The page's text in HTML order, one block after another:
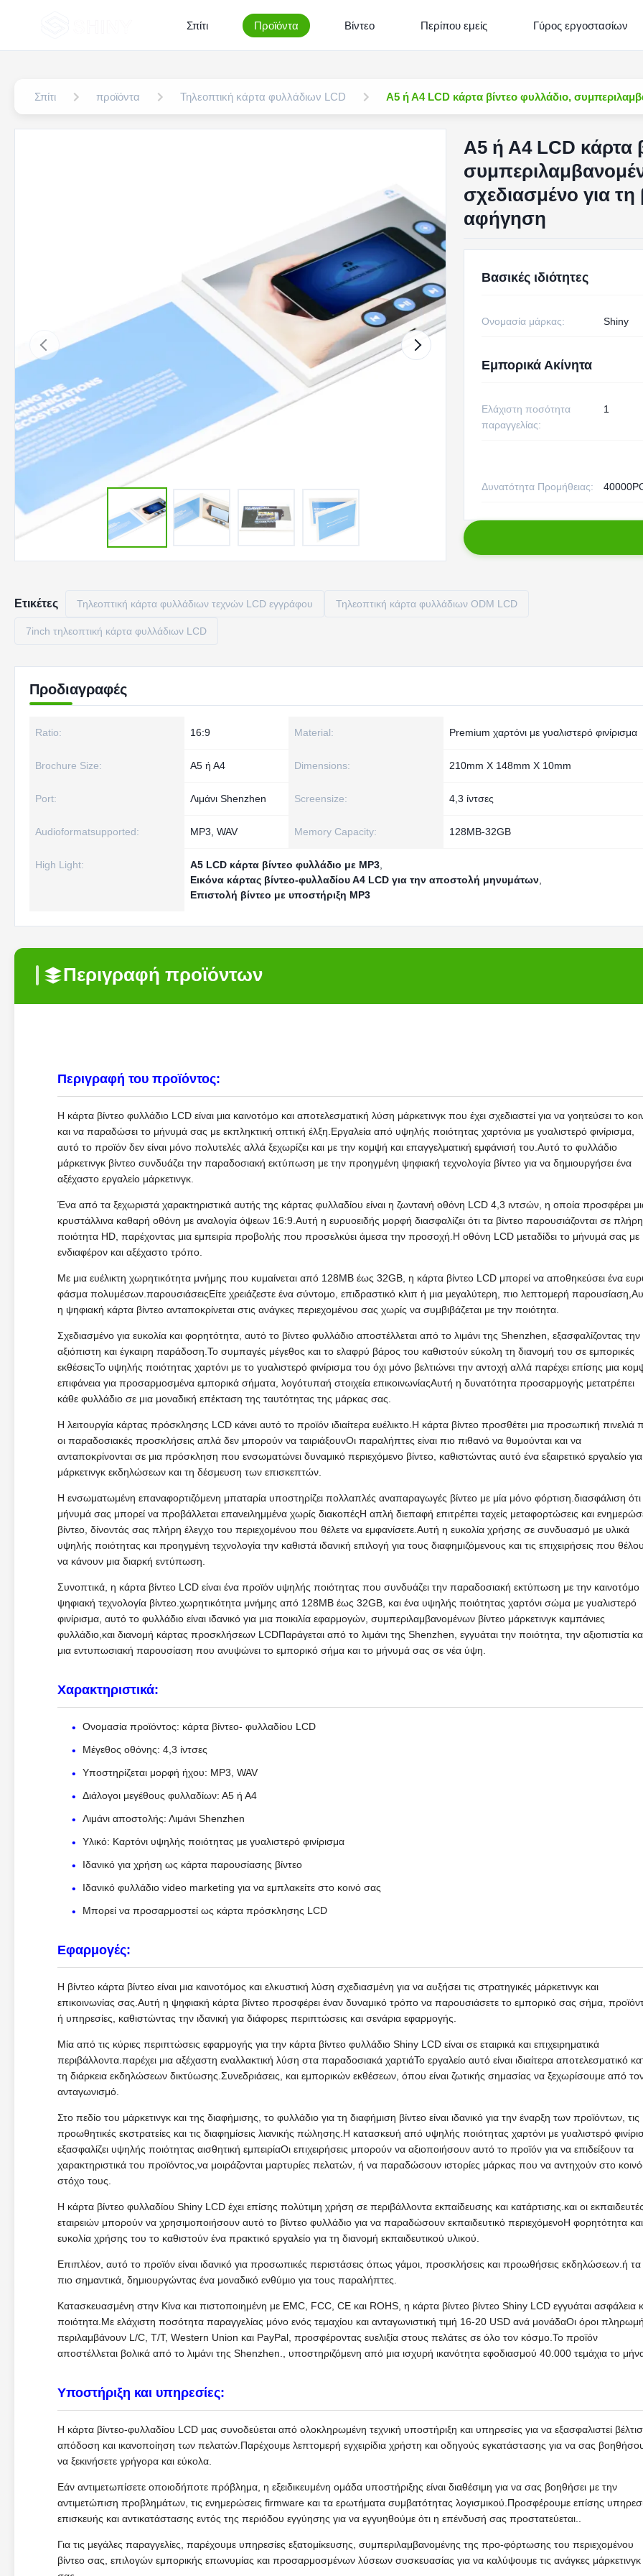
Σπίτι Προϊόντα Βίντεο Περίπου εμείς Γύρος εργοστασίων
Σπίτι προϊόντα Τηλεοπτική κάρτα φυλλάδιων LCD Α5 ή Α4 LCD κάρτα βίντεο φυλλάδιο,
Α5 ή Α4 LCD κάρτα
σχεδιασμένο για
αφήγηση
Βασικές ιδιότητες
Ονομασία μάρκας: Shiny
Εμπορικά Ακίνητα
Ελάχιστη ποσότητα
παραγγελίας:
1
Δυνατότητα Προμήθειας:
Ετικέτες Τηλεοπτική κάρτα φυλλάδιων τεχνών LCD εγγράφου Τηλεοπτική κάρτα φυλλάδιων ODM LCD
7inch τηλεοπτική κάρτα φυλλάδιων LCD
Προδιαγραφές
Ratio: 16:9 Material: Premium χαρτόνι με γυαλιστερό φινίρισμα
Brochure Size: Α5 ή Α4 Dimensions: 210mm X 148mm X 10mm
Port: Λιμάνι Shenzhen Screensize: 4,3 ίντσες
Audioformatsupported: MP3, WAV Memory Capacity: 128MB-32GB
High Light: Α5 LCD κάρτα βίντεο φυλλάδιο με MP3
Εικόνα κάρτας βίντεο-φυλλαδίου Α4 LCD για την αποστολή μηνυμάτων
Επιστολή βίντεο με υποστήριξη MP3
Περιγραφή προϊόντων
Περιγραφή του προϊόντος:
Η κάρτα βίντεο φυλλάδιο LCD είναι μια καινοτόμο και αποτελεσματική λύση μάρκετινγκ που έχει σχεδιαστεί για να γοητεύσει το
και να παραδώσει το μήνυμά σας με εκπληκτική οπτική έλξη.Εργαλεία από υψηλής ποιότητας χαρτόνια με γυαλιστερό φινίρισμα,
αυτό το προϊόν δεν είναι μόνο πολυτελές αλλά ξεχωρίζει και με την κομψή και επαγγελματική εμφάνισή του.Αυτό το φυλλάδιο
μάρκετινγκ βίντεο συνδυάζει την παραδοσιακή εκτύπωση με την προηγμένη ψηφιακή τεχνολογία βίντεο για να δημιουργήσει ένα
αξέχαστο εργαλείο μάρκετινγκ.
Ένα από τα ξεχωριστά χαρακτηριστικά αυτής της κάρτας φυλλαδίου είναι η ζωντανή οθόνη LCD 4,3 ιντσών, η οποία προσφέρει
κρυστάλλινα καθαρή οθόνη με αναλογία όψεων 16:9.Αυτή η ευρυοειδής μορφή διασφαλίζει ότι τα βίντεο παρουσιάζονται σε πλήρη
ποιότητα HD, παρέχοντας μια εμπειρία προβολής που προσελκύει άμεσα την προσοχή.Η οθόνη LCD μεταδίδει το μήνυμά σας με
ενδιαφέρον και αξέχαστο τρόπο.
Με μια ευέλικτη χωρητικότητα μνήμης που κυμαίνεται από 128MB έως 32GB, η κάρτα βίντεο LCD μπορεί να αποθηκεύσει ένα
φάσμα πολυμέσων.παρουσιάσειςΕίτε χρειάζεστε ένα σύντομο, επιδραστικό κλιπ ή μια μεγαλύτερη, πιο λεπτομερή
η ψηφιακή κάρτα βίντεο ανταποκρίνεται στις ανάγκες περιεχομένου σας χωρίς να συμβιβάζεται με την ποιότητα.
Σχεδιασμένο για ευκολία και φορητότητα, αυτό το βίντεο φυλλάδιο αποστέλλεται από το λιμάνι της Shenzhen, εξασφαλίζοντας την
αξιόπιστη και έγκαιρη παράδοση.Το συμπαγές μέγεθος και το ελαφρύ βάρος του καθιστούν εύκολη τη διανομή του σε εμπορικές
εκθέσειςΤο υψηλής ποιότητας χαρτόνι με το γυαλιστερό φινίρισμα του όχι μόνο βελτιώνει την αντοχή αλλά παρέχει επίσης μια
επιφάνεια για προσαρμοσμένα εμπορικά σήματα, λογότυπαή στοιχεία επικοινωνίαςΑυτή η δυνατότητα προσαρμογής μετατρέπει
κάθε φυλλάδιο σε μια μοναδική επέκταση της ταυτότητας της μάρκας σας.
Η λειτουργία κάρτας πρόσκλησης LCD κάνει αυτό το προϊόν ιδιαίτερα ευέλικτο.Η κάρτα βίντεο προσθέτει μια προσωπική πινελιά
οι παραδοσιακές προσκλήσεις απλά δεν μπορούν να ταιριάξουνΟι παραλήπτες είναι πιο πιθανό να θυμούνται και να
ανταποκρίνονται σε μια πρόσκληση που ενσωματώνει δυναμικό περιεχόμενο βίντεο, καθιστώντας αυτό ένα εξαιρετικό εργαλείο
μάρκετινγκ εκδηλώσεων και τη δέσμευση των επισκεπτών.
Η ενσωματωμένη επαναφορτιζόμενη μπαταρία υποστηρίζει πολλαπλές αναπαραγωγές βίντεο με μία μόνο φόρτιση.διασφάλιση ότι
μήνυμά σας μπορεί να προβάλλεται επανειλημμένα χωρίς διακοπέςΗ απλή διεπαφή επιτρέπει ταχείς μεταφορτώσεις και
βίντεο, δίνοντάς σας πλήρη έλεγχο του περιεχομένου που θέλετε να εμφανίσετε.Αυτή η ευκολία χρήσης σε συνδυασμό με υλικά
υψηλής ποιότητας και προηγμένη τεχνολογία την καθιστά ιδανική επιλογή για τους διαφημιζόμενους και τις επιχειρήσεις που
να κάνουν μια διαρκή εντύπωση.
Συνοπτικά, η κάρτα βίντεο LCD είναι ένα προϊόν υψηλής ποιότητας που συνδυάζει την παραδοσιακή εκτύπωση με την καινοτόμο
ψηφιακή τεχνολογία βίντεο.χωρητικότητα μνήμης από 128MB έως 32GB, και ένα υψηλής ποιότητας χαρτόνι σώμα με γυαλιστερό
φινίρισμα, αυτό το φυλλάδιο είναι ιδανικό για μια ποικιλία εφαρμογών, συμπεριλαμβανομένων βίντεο μάρκετινγκ καμπάνιες
φυλλάδιο,και διανομή κάρτας προσκλήσεων LCDΠαράγεται από το λιμάνι της Shenzhen, εγγυάται την ποιότητα, την αξιοπιστία
μια εντυπωσιακή παρουσίαση που ανυψώνει το εμπορικό σήμα και το μήνυμά σας σε νέα ύψη.
Χαρακτηριστικά:
Ονομασία προϊόντος: κάρτα βίντεο- φυλλαδίου LCD
Μέγεθος οθόνης: 4,3 ίντσες
Υποστηρίζεται μορφή ήχου: MP3, WAV
Διάλογοι μεγέθους φυλλαδίων: Α5 ή Α4
Λιμάνι αποστολής: Λιμάνι Shenzhen
Υλικό: Καρτόνι υψηλής ποιότητας με γυαλιστερό φινίρισμα
Ιδανικό για χρήση ως κάρτα παρουσίασης βίντεο
Ιδανικό φυλλάδιο video marketing για να εμπλακείτε στο κοινό σας
Μπορεί να προσαρμοστεί ως κάρτα πρόσκλησης LCD
Εφαρμογές:
Η βίντεο κάρτα βίντεο είναι μια καινοτόμος και ελκυστική λύση σχεδιασμένη για να αυξήσει τις στρατηγικές μάρκετινγκ και
επικοινωνίας σας.Αυτή η ψηφιακή κάρτα βίντεο προσφέρει έναν δυναμικό τρόπο να παρουσιάσετε το εμπορικό σας σήμα,
ή υπηρεσίες, καθιστώντας την ιδανική για διάφορες περιπτώσεις και σενάρια εφαρμογής.
Μία από τις κύριες περιπτώσεις εφαρμογής για την κάρτα βίντεο φυλλάδιο Shiny LCD είναι σε εταιρικά και επιχειρηματικά
περιβάλλοντα.παρέχει μια αξέχαστη εναλλακτική λύση στα παραδοσιακά χαρτιάΤο εργαλείο αυτό είναι ιδιαίτερα αποτελεσματικό
τη διάρκεια εκδηλώσεων δικτύωσης.Συνεδριάσεις, και εμπορικών εκθέσεων, όπου είναι ζωτικής σημασίας να ξεχωρίσουμε από
ανταγωνισμό.
Στο πεδίο του μάρκετινγκ και της διαφήμισης, το φυλλάδιο για τη διαφήμιση βίντεο είναι ιδανικό για την έναρξη των προϊόντων, τις
προωθητικές εκστρατείες και τις διαφημίσεις λιανικής πώλησης.Η κατασκευή από υψηλής ποιότητας χαρτόνι με γυαλιστερό
εξασφαλίζει υψηλής ποιότητας αισθητική εμπειρίαΟι επιχειρήσεις μπορούν να αξιοποιήσουν αυτό το προϊόν για να επιδείξουν τα
χαρακτηριστικά του προϊόντος,να μοιράζονται μαρτυρίες πελατών, ή να παραδώσουν ιστορίες μάρκας που να αντηχούν στο
στόχο τους.
Η κάρτα βίντεο φυλλαδίου Shiny LCD έχει επίσης πολύτιμη χρήση σε περιβάλλοντα εκπαίδευσης και κατάρτισης.και οι
εταιρειών μπορούν να χρησιμοποιήσουν αυτό το βίντεο φυλλάδιο για να παραδώσουν εκπαιδευτικό περιεχόμενοΗ φορητότητα
ευκολία χρήσης του το καθιστούν ένα πρακτικό εργαλείο για τη διανομή εκπαιδευτικού υλικού.
Επιπλέον, αυτό το προϊόν είναι ιδανικό για προσωπικές περιστάσεις όπως γάμοι, προσκλήσεις και προωθήσεις εκδηλώσεων.ή τα
πιο σημαντικά, δημιουργώντας ένα μοναδικό ενθύμιο για τους παραλήπτες.
Κατασκευασμένη στην Κίνα και πιστοποιημένη με EMC, FCC, CE και ROHS, η κάρτα βίντεο βίντεο Shiny LCD εγγυάται ασφάλεια
ποιότητα.Με ελάχιστη ποσότητα παραγγελίας μόνο ενός τεμαχίου και ανταγωνιστική τιμή 16-20 USD ανά μονάδαΟι όροι
περιλαμβάνουν L/C, T/T, Western Union και PayPal, προσφέροντας ευελιξία στους πελάτες σε όλο τον κόσμο.Το προϊόν
αποστέλλεται βολικά από το λιμάνι της Shenzhen., υποστηριζόμενη από μια ισχυρή ικανότητα εφοδιασμού 40.000 τεμάχια το
Υποστήριξη και υπηρεσίες:
Η κάρτα βίντεο-φυλλαδίου LCD μας συνοδεύεται από ολοκληρωμένη τεχνική υποστήριξη και υπηρεσίες για να εξασφαλιστεί
απόδοση και ικανοποίηση των πελατών.Παρέχουμε λεπτομερή εγχειρίδια χρήστη και οδηγούς εγκατάστασης για να σας
να ξεκινήσετε γρήγορα και εύκολα.
Εάν αντιμετωπίσετε οποιοδήποτε πρόβλημα, η εξειδικευμένη ομάδα υποστήριξης είναι διαθέσιμη για να σας βοηθήσει με την
αντιμετώπιση προβλημάτων, τις ενημερώσεις firmware και τα ερωτήματα συμβατότητας λογισμικού.Προσφέρουμε επίσης
επισκευής και αντικατάστασης εντός της περιόδου εγγύησης για να εγγυηθούμε ότι η επένδυσή σας προστατεύεται..
Για τις μεγάλες παραγγελίες, παρέχουμε υπηρεσίες εξατομίκευσης, συμπεριλαμβανομένης της προ-φόρτωσης του περιεχομένου
βίντεο σας, επιλογών εμπορικής επωνυμίας και προσαρμοσμένων λύσεων συσκευασίας για να καλύψουμε τις ανάγκες μάρκετινγκ